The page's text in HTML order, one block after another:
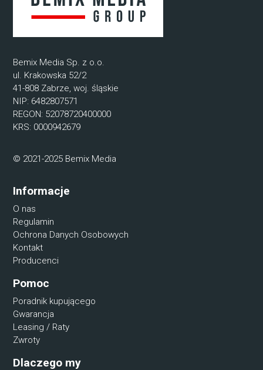
Bemix Media Sp. z o.o.
ul. Krakowska 52/2
41-808 Zabrze, woj. śląskie
NIP: 6482807571
REGON: 52078720400000
KRS: 0000942679
© 2021-2025 Bemix Media
Informacje
O nas
Regulamin
Ochrona Danych Osobowych
Kontakt
Producenci
Pomoc
Poradnik kupującego
Gwarancja
Leasing / Raty
Zwroty
Dlaczego my